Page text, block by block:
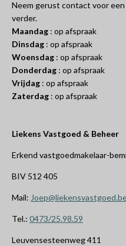
Neem gerust contact voor
verder.
Maandag : op afspraak
Dinsdag : op afspraak
Woensdag : op afspraak
Donderdag : op afspraak
Vrijdag : op afspraak
Zaterdag : op afspraak
Liekens Vastgoed & Beheer
Erkend vastgoedmakelaar-
BIV 512 405
Mail:
Tel.: 0473/25.98.59
Leuvensesteenweg 411